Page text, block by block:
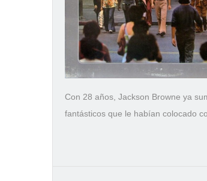
Con 28 años, Jackson Browne ya
fantásticos que le habían colocado